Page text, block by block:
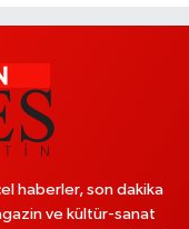
haberler, son dakika
ve kültür-sanat